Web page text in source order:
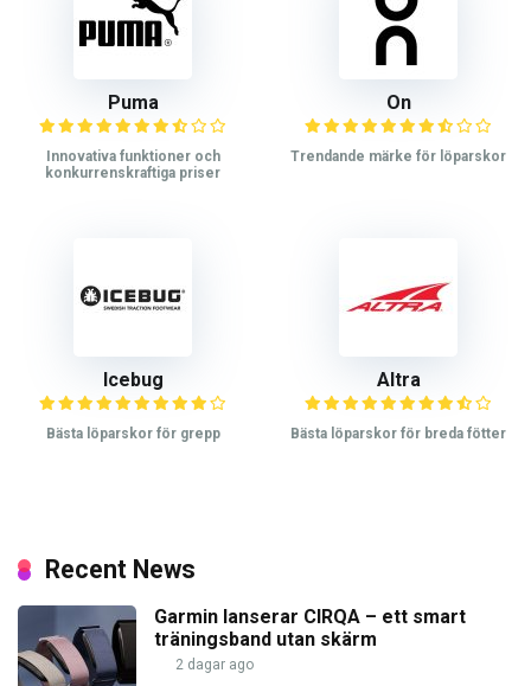
Puma
Innovativa funktioner och
konkurrenskraftiga priser
On
Trendande märke för löparskor
Icebug
Bästa löparskor för grepp
Altra
Bästa löparskor för breda fötter
Recent News
Garmin lanserar CIRQA – ett smart
träningsband utan skärm
2 dagar ago